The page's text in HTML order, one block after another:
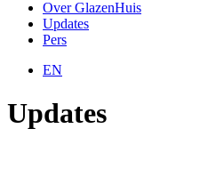
Over GlazenHuis
Updates
Pers
EN
Updates